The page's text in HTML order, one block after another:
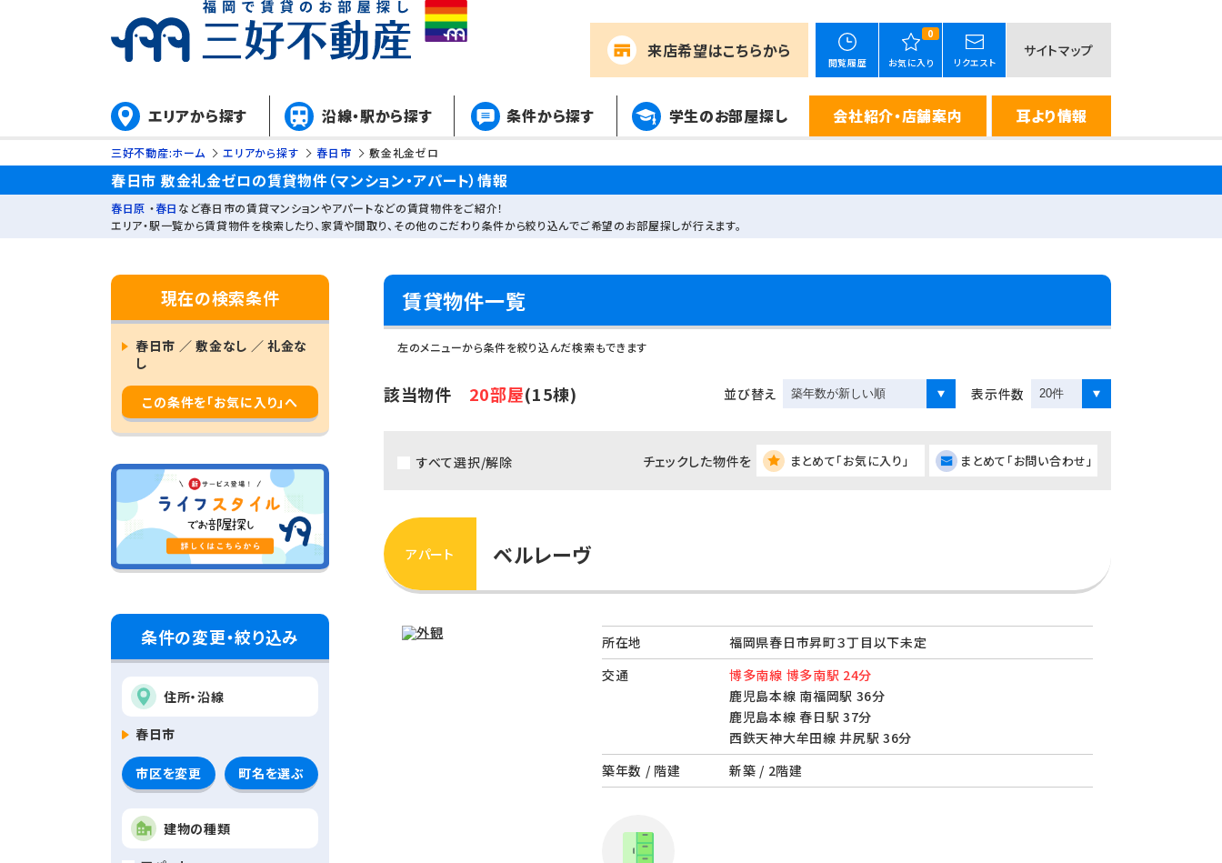
来店希望はこちらから
閲覧履歴
0
お気に入り リクエスト
サイトマップ
エリアから探す 沿線・駅から探す 条件から探す 学生のお部屋探し 会社紹介・店舗案内 耳より情報
三好不動産:ホーム エリアから探す 春日市 敷金礼金ゼロ
春日市 敷金礼金ゼロの賃貸物件（マンション・アパート）情報
春日原 ・春日 など春日市の賃貸マンションやアパートなどの賃貸物件をご紹介！
エリア・駅一覧から賃貸物件を検索したり、家賃や間取り、その他のこだわり条件から絞り込んでご希望のお部屋探しが行えます。
現在の検索条件
春日市 ／ 敷金なし ／ 礼金な
し
この条件を「お気に入り」へ
条件の変更・絞り込み
住所・沿線
春日市
市区を変更 町名を選ぶ
建物の種類
賃貸物件一覧
左のメニューから条件を絞り込んだ検索もできます
該当物件 20部屋(15棟) 並び替え 表示件数
すべて選択/解除 チェックした物件を まとめて「お気に入り」 まとめて「お問い合わせ」
アパート ベルレーヴ
所在地
福岡県春日市昇町３丁目以下未定
交通
博多南線 博多南駅 24分
鹿児島本線 南福岡駅 36分
鹿児島本線 春日駅 37分
西鉄天神大牟田線 井尻駅 36分
築年数 / 階建
新築 / 2階建